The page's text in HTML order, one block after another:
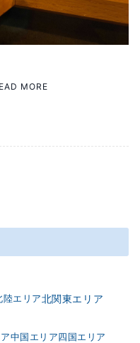
MORE
陸エリア北関東エリア
中国エリア四国エリア